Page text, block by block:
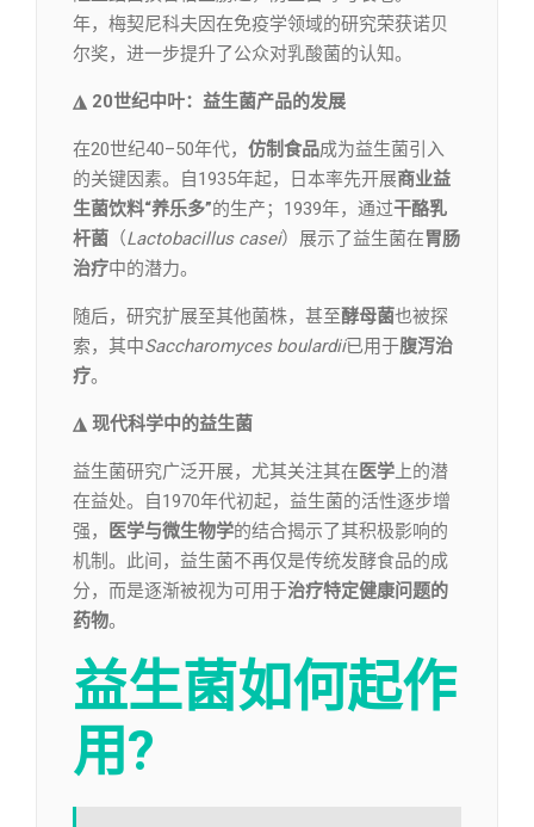
年，梅契尼科夫因在免疫学领域的研究荣获诺贝
尔奖，进一步提升了公众对乳酸菌的认知。
◮ 20世纪中叶：益生菌产品的发展
在20世纪40–50年代， 仿制食品成为益生菌引入
的关键因素。自1935年起，日本率先开展商业益
生菌饮料“养乐多”的生产；1939年，通过干酪乳
杆菌 （Lactobacillus casei）展示了益生菌在胃肠
治疗中的潜力。
随后，研究扩展至其他菌株，甚至酵母菌也被探
索，其中Saccharomyces boulardii已用于腹泻治
疗。
◮ 现代科学中的益生菌
益生菌研究广泛开展，尤其关注其在 医学 上的潜
在益处。自1970年代初起，益生菌的活性逐步增
强，
医学与微生物学的结合揭示了其积极影响的
机制。此间，益生菌不再仅是传统发酵食品的成
分，而是逐渐被视为可用于治疗特定健康问题的
药物。
益生菌如何起作
用?